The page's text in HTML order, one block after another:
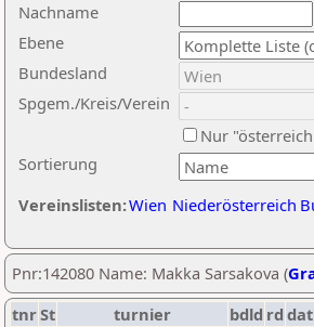
Nachname
Ebene
Sortierung
Bundesland
Spgem./Kreis/Verein
Nur
Vereinslisten:Wien Niederösterreich
Pnr:142080 Name: Makka Sarsakova (
tnrSt turnier bdld rd